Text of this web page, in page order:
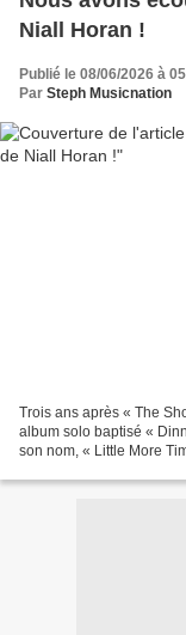
Niall Horan !
Publié le 08/06/2026 à
Par Steph Musicnation
Trois ans après « The
album solo baptisé «
son nom, « Little More